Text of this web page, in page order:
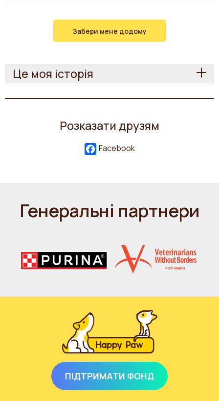
Забери мене додому
Це моя історія
Розказати друзям
Facebook
Генеральні партнери
ПІДТРИМАТИ ФОНД